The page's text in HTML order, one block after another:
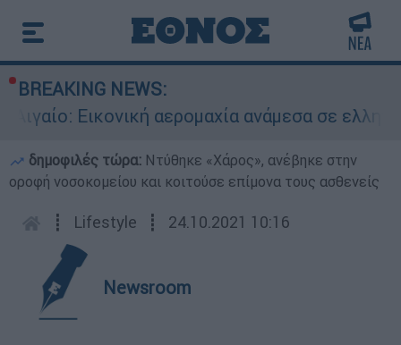
BREAKING NEWS:
αερομαχία ανάμεσα σε ελληνικά και
δημοφιλές τώρα: Ντύθηκε «Χάρος», ανέβηκε στην
οροφή νοσοκομείου και κοιτούσε επίμονα τους ασθενείς
┋ Lifestyle ┋ 24.10.2021 10:16
Newsroom